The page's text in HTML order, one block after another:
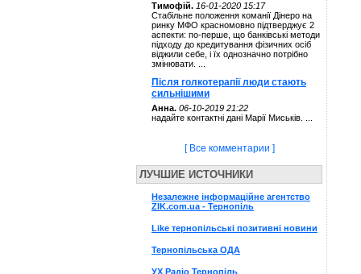
Тимофій. 16-01-2020 15:17
Стабільне положення команії Дінеро на
ринку МФО красномовно підтверджує 2
аспекти: по-перше, що банківські методи
підходу до кредитування фізичних осіб
віджили себе, і їх однозначно потрібно
змінювати. ...
Після голкотерапії люди стають
сильнішими
Анна. 06-10-2019 21:22
надайте контактні дані Марії Миськів. ...
[ Все комментарии ]
ЛУЧШИЕ ИСТОЧНИКИ
Незалежне інформаційне агентство
ZIK.com.ua - Тернопіль
Like тернопільські позитивні новини
Тернопільська ОДА
УХ Радіо Тернопіль